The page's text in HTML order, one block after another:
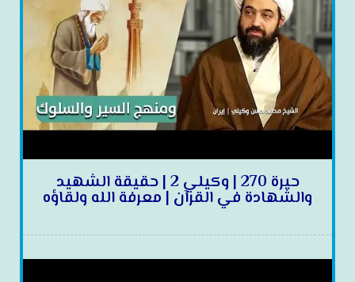
حيرة 270 | وكيلي 2 | حقيقة الشهيد
والشهادة في القرآن | معرفة الله ولقاؤه